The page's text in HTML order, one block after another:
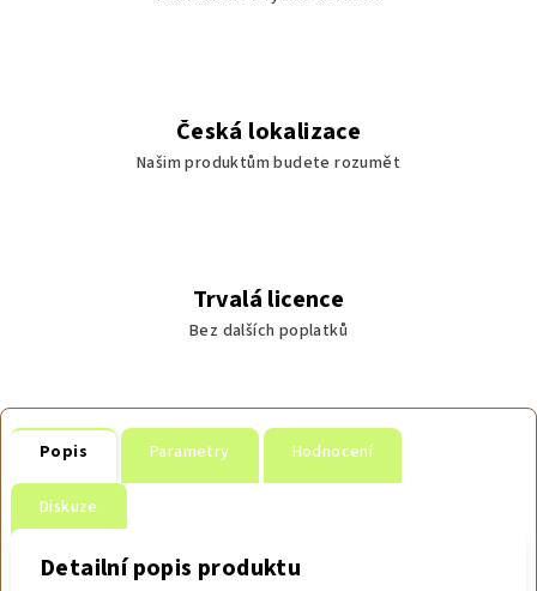
Česká lokalizace
Našim produktům budete rozumět
Trvalá licence
Bez dalších poplatků
Popis Parametry Hodnocení
Diskuze
Detailní popis produktu